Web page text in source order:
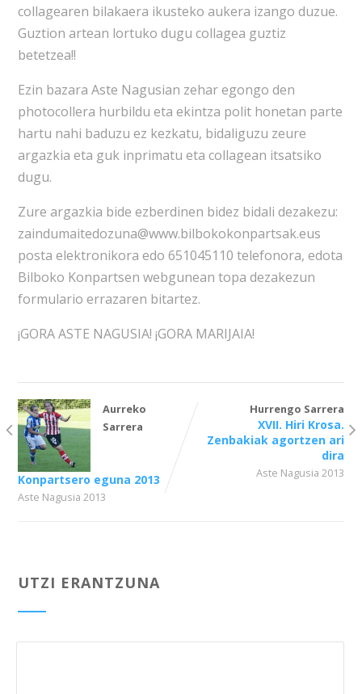
collagearen bilakaera ikusteko aukera izango duzue.
Guztion artean lortuko dugu collagea guztiz
betetzea!!
Ezin bazara Aste Nagusian zehar egongo den
photocollera hurbildu eta ekintza polit honetan parte
hartu nahi baduzu ez kezkatu, bidaliguzu zeure
argazkia eta guk inprimatu eta collagean itsatsiko
dugu.
Zure argazkia bide ezberdinen bidez bidali dezakezu:
zaindumaitedozuna@www.bilbokokonpartsak.eus
posta elektronikora edo 651045110 telefonora, edota
Bilboko Konpartsen webgunean topa dezakezun
formulario errazaren bitartez.
¡GORA ASTE NAGUSIA! ¡GORA MARIJAIA!
Aurreko
Sarrera
Konpartsero eguna 2013
Aste Nagusia 2013
Hurrengo Sarrera
XVII. Hiri Krosa.
Zenbakiak agortzen ari
dira
Aste Nagusia 2013
UTZI ERANTZUNA